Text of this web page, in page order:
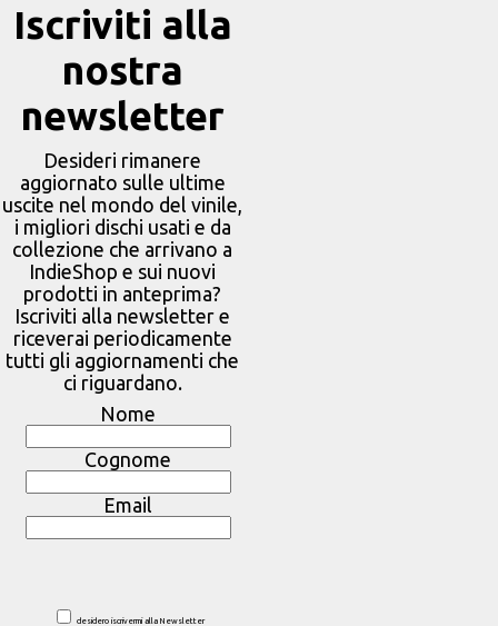
Iscriviti alla
nostra
newsletter
Desideri rimanere
aggiornato sulle ultime
uscite nel mondo del vinile,
i migliori dischi usati e da
collezione che arrivano a
IndieShop e sui nuovi
prodotti in anteprima?
Iscriviti alla newsletter e
riceverai periodicamente
tutti gli aggiornamenti che
ci riguardano.
Nome
Cognome
Email
desidero iscrivermi alla Newsletter